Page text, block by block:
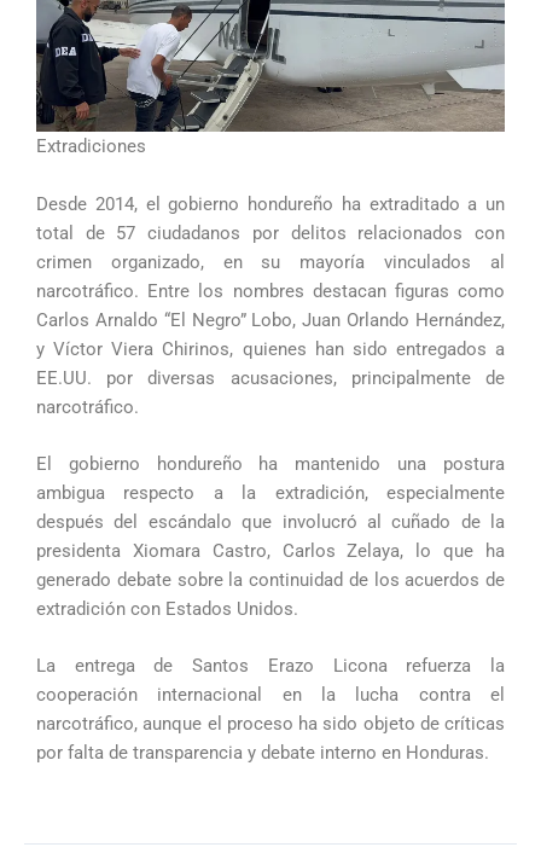
Extradiciones
Desde 2014, el gobierno hondureño ha extraditado a un
total de 57 ciudadanos por delitos relacionados con
crimen organizado, en su mayoría vinculados al
narcotráfico. Entre los nombres destacan figuras como
Carlos Arnaldo “El Negro” Lobo, Juan Orlando Hernández,
y Víctor Viera Chirinos, quienes han sido entregados a
EE.UU. por diversas acusaciones, principalmente de
narcotráfico.
El gobierno hondureño ha mantenido una postura
ambigua respecto a la extradición, especialmente
después del escándalo que involucró al cuñado de la
presidenta Xiomara Castro, Carlos Zelaya, lo que ha
generado debate sobre la continuidad de los acuerdos de
extradición con Estados Unidos.
La entrega de Santos Erazo Licona refuerza la
cooperación internacional en la lucha contra el
narcotráfico, aunque el proceso ha sido objeto de críticas
por falta de transparencia y debate interno en Honduras.